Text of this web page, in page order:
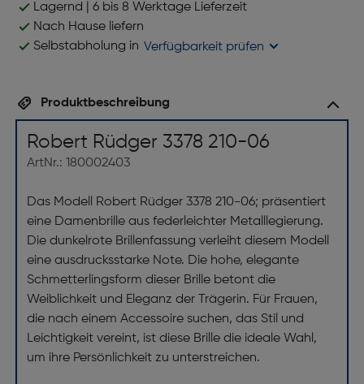
Lagernd | 6 bis 8 Werktage Lieferzeit
Nach Hause liefern
Selbstabholung in Verfügbarkeit prüfen
Produktbeschreibung
Robert Rüdger 3378 210-06
ArtNr.: 180002403
Das Modell Robert Rüdger 3378 210-06; präsentiert
eine Damenbrille aus federleichter Metalllegierung.
Die dunkelrote Brillenfassung verleiht diesem Modell
eine ausdrucksstarke Note. Die hohe, elegante
Schmetterlingsform dieser Brille betont die
Weiblichkeit und Eleganz der Trägerin. Für Frauen,
die nach einem Accessoire suchen, das Stil und
Leichtigkeit vereint, ist diese Brille die ideale Wahl,
um ihre Persönlichkeit zu unterstreichen.